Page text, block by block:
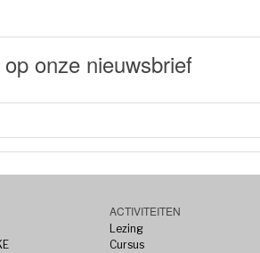
onze nieuwsbrief
ACTIVITEITEN
Lezing
Cursus